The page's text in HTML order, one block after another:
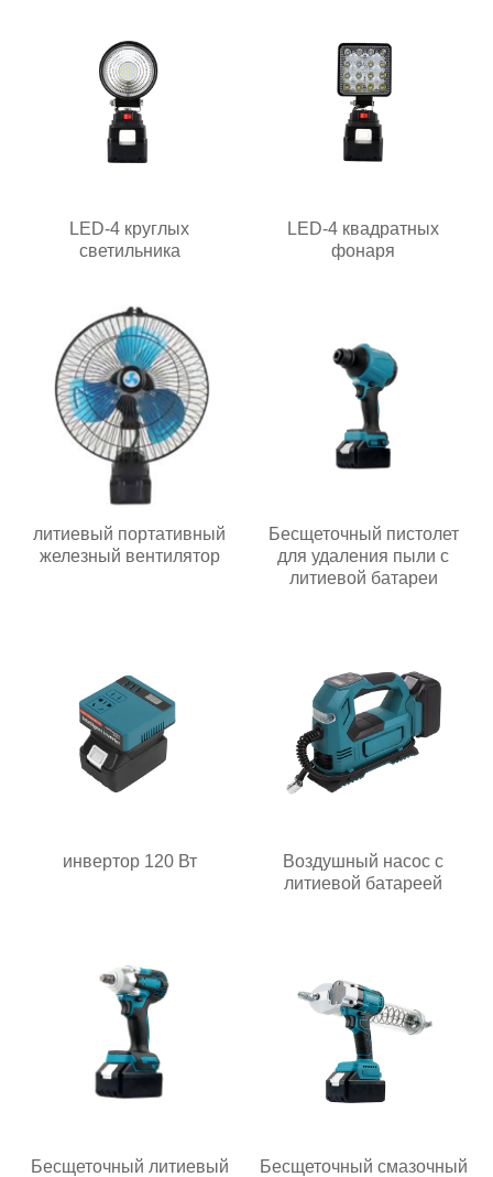
LED-4 круглых
светильника
LED-4 квадратных
фонаря
литиевый портативный
железный вентилятор
Бесщеточный пистолет
для удаления пыли с
литиевой батареи
инвертор 120 Вт
Воздушный насос с
литиевой батареей
Бесщеточный литиевый
Бесщеточный смазочный